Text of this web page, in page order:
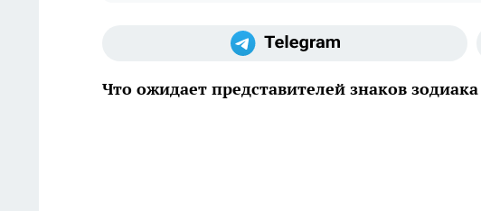
Что ожидает представителей знаков зодиака